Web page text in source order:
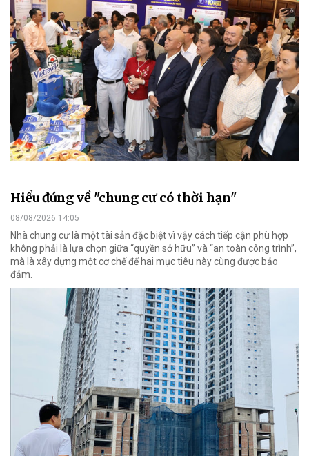
Hiểu đúng về "chung cư có thời hạn"
08/08/2026 14:05
Nhà chung cư là một tài sản đặc biệt vì vậy cách tiếp cận phù hợp
không phải là lựa chọn giữa “quyền sở hữu” và “an toàn công trình”,
mà là xây dựng một cơ chế để hai mục tiêu này cùng được bảo
đảm.